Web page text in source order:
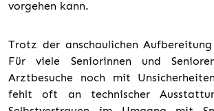
vorgehen kann.
Trotz der anschaulichen
Für viele Seniorinnen und
Arztbesuche noch mit
fehlt oft an technischer